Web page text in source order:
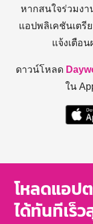
หากสนใจร่วมงา
แอปพลิเคชันเตรี
แจ้งเตือ
ดาวน์โหลด
ใน
โหลดแอป
ได้ทันทีเร็ว